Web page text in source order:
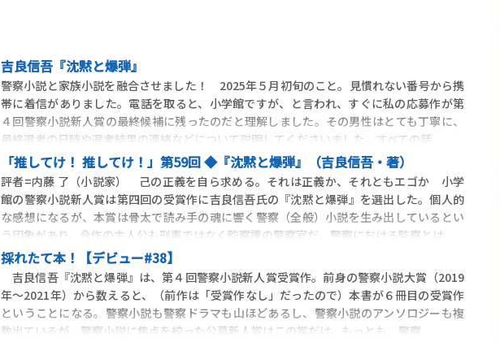
吉良信吾『沈黙と爆弾』
警察小説と家族小説を融合させました！ 2025年５月初旬のこと。見慣れない番号から携
帯に着信がありました。電話を取ると、小学館ですが、と言われ、すぐに私の応募作が第
４回警察小説新人賞の最終候補に残ったのだと理解しました。その男性はとても丁寧に、
最終選考の日時や選考結果の連絡などについて説明してくださいました。すべての話
「推してけ！ 推してけ！」第59回 ◆『沈黙と爆弾』（吉良信吾・著）
評者=内藤 了（小説家） 己の正義を自ら求める。それは正義か、それともエゴか 小学
館の警察小説新人賞は第四回の受賞作に吉良信吾氏の『沈黙と爆弾』を選出した。個人的
な感想になるが、本賞は骨太で読み手の魂に響く警察（全般）小説を生み出しているとい
う印象があり、今作の主人公も刑事ではなく監察課の警察官だ。警察における監察とは
採れたて本！【デビュー#38】
吉良信吾『沈黙と爆弾』は、第４回警察小説新人賞受賞作。前身の警察小説大賞（2019
年〜2021年）から数えると、（前作は「受賞作なし」だったので）本書が６冊目の受賞作
ということになる。警察小説も警察ドラマも山ほどあるし、警察小説のアンソロジーも複
数出ているが、警察小説に焦点を絞った公募新人賞はこの賞だけ。もっとも、警察